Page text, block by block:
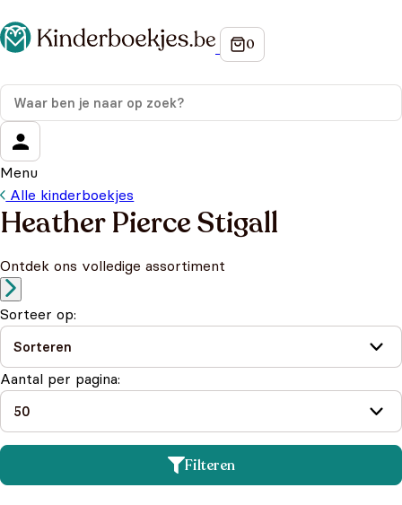
Menu
Alle kinderboekjes
Heather Pierce Stigall
Ontdek ons volledige assortiment
Sorteer op:
Aantal per pagina:
Filteren